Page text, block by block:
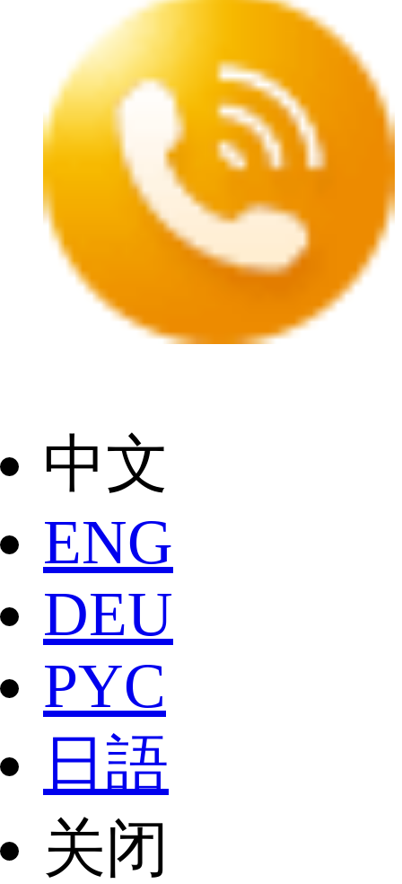
中文
ENG
DEU
РYC
日語
关闭